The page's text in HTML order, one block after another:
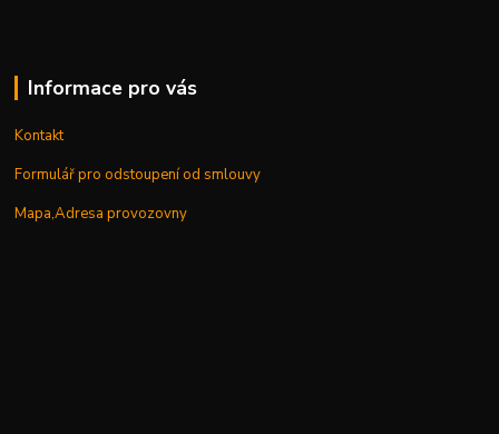
Informace pro vás
Kontakt
Formulář pro odstoupení od smlouvy
Mapa,Adresa provozovny